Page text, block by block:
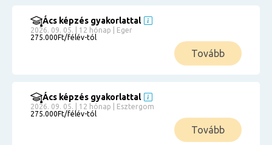
Ács képzés gyakorlattal
2026. 09. 05. | 12 hónap | Eger
275.000Ft/félév-tól
Tovább
Ács képzés gyakorlattal
2026. 09. 05. | 12 hónap | Esztergom
275.000Ft/félév-tól
Tovább